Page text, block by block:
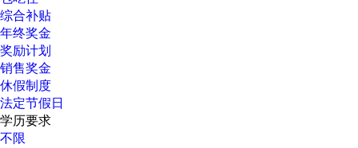
综合补贴
年终奖金
奖励计划
销售奖金
休假制度
法定节假日
学历要求
不限